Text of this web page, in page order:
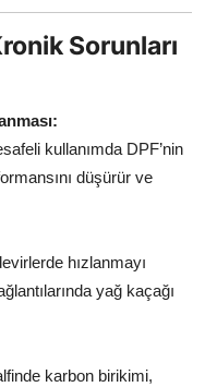
Sorunları
kullanımda DPF’nin
düşürür ve
hızlanmayı
yağ kaçağı
karbon birikimi,